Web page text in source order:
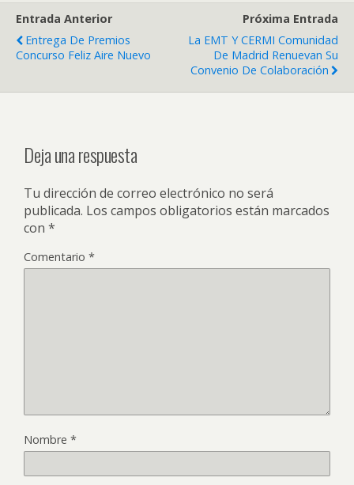
Entrada Anterior
Entrega De Premios
Concurso Feliz Aire Nuevo
Próxima Entrada
La EMT Y CERMI Comunidad
De Madrid Renuevan Su
Convenio De Colaboración
Deja una respuesta
Tu dirección de correo electrónico no será
publicada. Los campos obligatorios están marcados
con *
Comentario *
Nombre *